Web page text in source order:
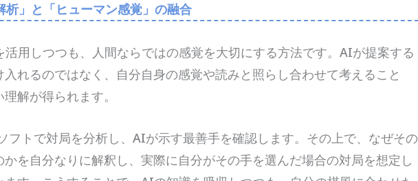
析」と「ヒューマン感覚」の融合
用しつつも、人間ならではの感覚を大切にする方法です。AIが提案する
れるのではなく、自分自身の感覚や読みと照らし合わせて考えること
解が得られます。
フトで対局を分析し、AIが示す最善手を確認します。その上で、なぜその
かを自分なりに解釈し、実際に自分がその手を選んだ場合の対局を想定し